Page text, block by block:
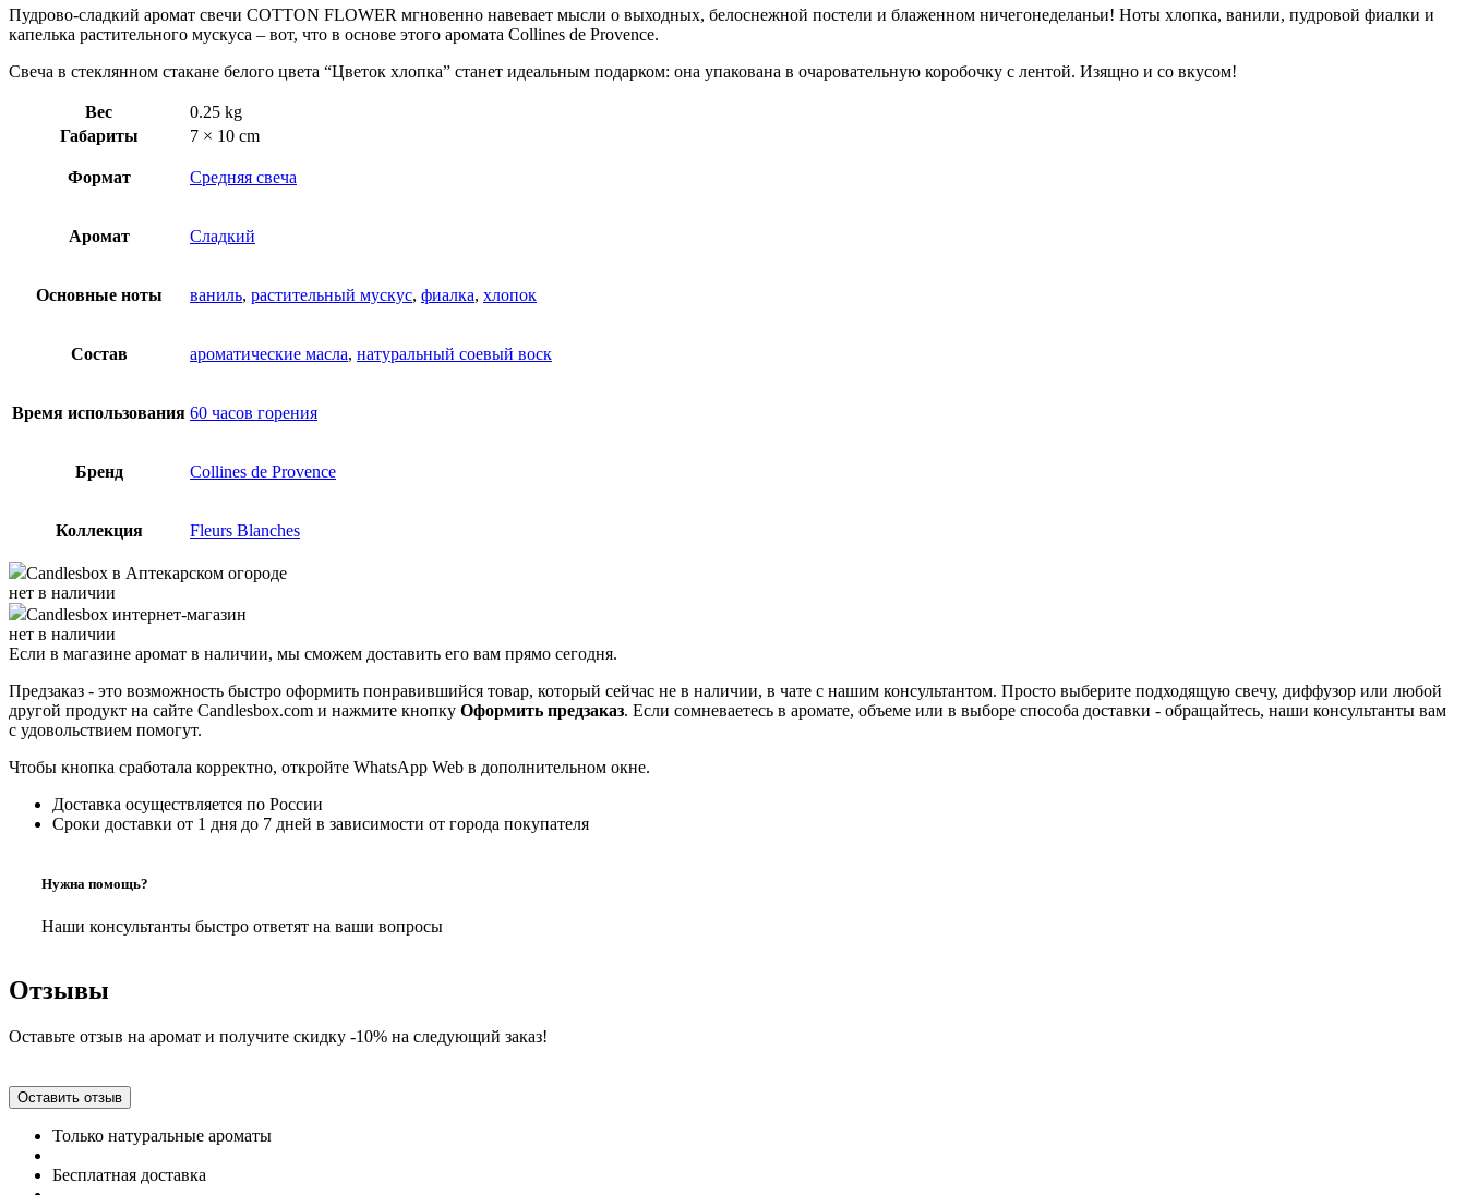
Пудрово-сладкий аромат свечи COTTON FLOWER мгновенно навевает мысли о выходных, белоснежной постели и блаженном ничегонеделаньи! Ноты хлопка, ванили, пудровой фиалки и
капелька растительного мускуса – вот, что в основе этого аромата Collines de Provence.
Свеча в стеклянном стакане белого цвета “Цветок хлопка” станет идеальным подарком: она упакована в очаровательную коробочку с лентой. Изящно и со вкусом!
Вес
0.25 kg
Габариты
7 × 10 cm
Формат Средняя свеча
Аромат Сладкий
Основные ноты ваниль, растительный мускус, фиалка, хлопок
Состав ароматические масла, натуральный соевый воск
Время использования 60 часов горения
Бренд Collines de Provence
Коллекция Fleurs Blanches
Candlesbox в Аптекарском огороде
нет в наличии
Candlesbox интернет-магазин
нет в наличии
Если в магазине аромат в наличии, мы сможем доставить его вам прямо сегодня.
Предзаказ - это возможность быстро оформить понравившийся товар, который сейчас не в наличии, в чате с нашим консультантом. Просто выберите подходящую свечу, диффузор или любой
другой продукт на сайте Candlesbox.com и нажмите кнопку Оформить предзаказ. Если сомневаетесь в аромате, объеме или в выборе способа доставки - обращайтесь, наши консультанты вам
с удовольствием помогут.
Чтобы кнопка сработала корректно, откройте WhatsApp Web в дополнительном окне.
Доставка осуществляется по России
Сроки доставки от 1 дня до 7 дней в зависимости от города покупателя
Нужна помощь?
Наши консультанты быстро ответят на ваши вопросы
Отзывы
Оставьте отзыв на аромат и получите скидку -10% на следующий заказ!
Оставить отзыв
Только натуральные ароматы
Бесплатная доставка